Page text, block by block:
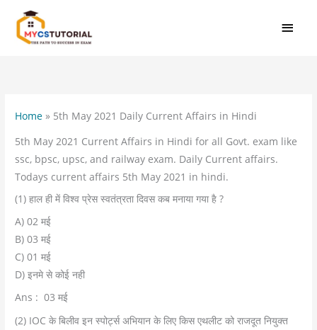
content
Home » 5th May 2021 Daily Current Affairs in Hindi
5th May 2021 Current Affairs in Hindi for all Govt. exam like
ssc, bpsc, upsc, and railway exam. Daily Current affairs.
Todays current affairs 5th May 2021 in hindi.
(1) हाल ही में विश्व प्रेस स्वतंत्रता दिवस कब मनाया गया है ?
A) 02 मई
B) 03 मई
C) 01 मई
D) इनमे से कोई नही
Ans : 03 मई
(2) IOC के बिलीव इन स्पोर्ट्स अभियान के लिए किस एथलीट को राजदूत नियुक्त